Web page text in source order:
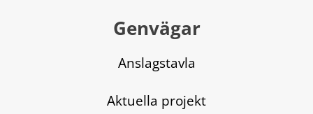
Genvägar
Anslagstavla
Aktuella projekt